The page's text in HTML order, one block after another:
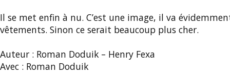
Il se met enfin à nu. C’est une image, il va
vêtements. Sinon ce serait beaucoup plus cher.
Auteur : Roman Doduik – Henry Fexa
Avec : Roman Doduik